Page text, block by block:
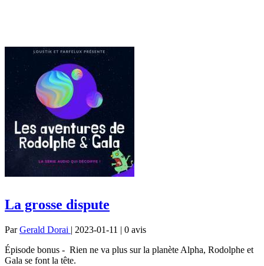
La grosse dispute
ParGerald Dorai | 2023-01-11 | 0 avis
Épisode bonus - Rien ne va plus sur la planète Alpha, Rodolphe et
Gala se font la tête.